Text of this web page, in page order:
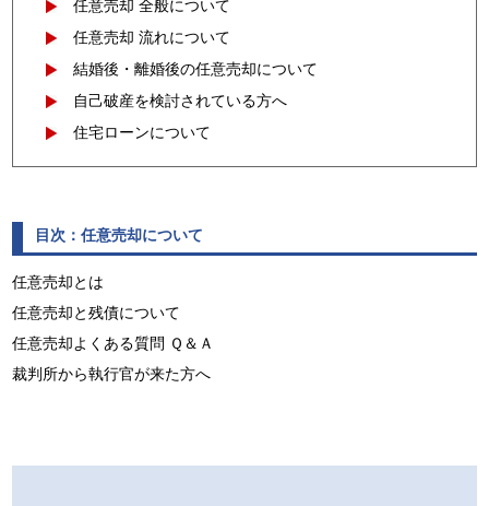
任意売却 全般について
任意売却 流れについて
結婚後・離婚後の任意売却について
自己破産を検討されている方へ
住宅ローンについて
目次：任意売却について
任意売却とは
任意売却と残債について
任意売却よくある質問 Ｑ＆Ａ
裁判所から執行官が来た方へ